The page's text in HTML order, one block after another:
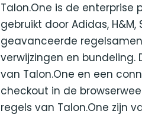
Talon.One is de
gebruikt door Adidas,
geavanceerde
verwijzingen en
van Talon.One en een
checkout in de
regels van Talon.One zijn